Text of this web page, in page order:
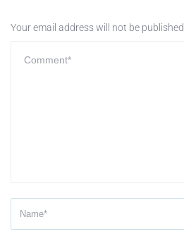
Your email address will not be published.